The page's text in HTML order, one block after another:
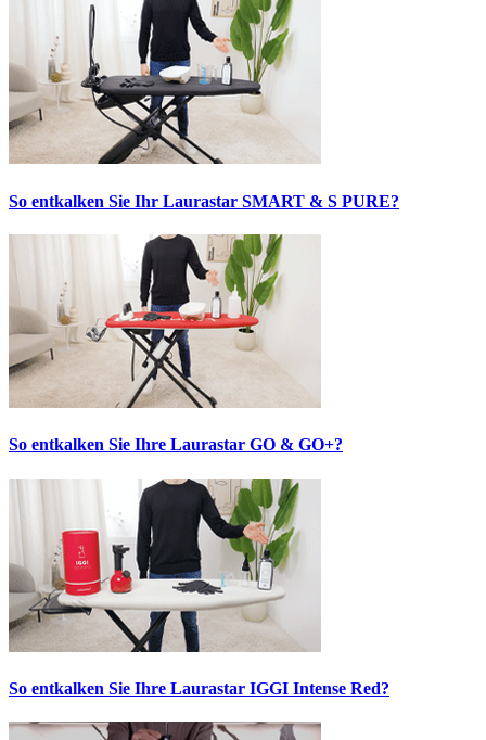
So entkalken Sie Ihr Laurastar SMART & S PURE?
So entkalken Sie Ihre Laurastar GO & GO+?
So entkalken Sie Ihre Laurastar IGGI Intense Red?